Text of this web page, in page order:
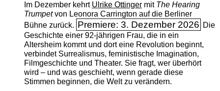
Im Dezember kehrt Ulrike Ottingermit The ­Hearing
Trumpetvon Leonora Carrington auf die Berliner
Bühne zurück. Premiere: 3. Dezember 2026 Die
Geschichte einer 92-jährigen Frau, die in ein
Altersheim kommt und dort eine Revolution beginnt,
verbindet Surrealismus, feministische Imagination,
Filmgeschichte und Theater. Sie fragt, wer überhört
wird – und was geschieht, wenn gerade diese
Stimmen beginnen, die Welt zu verändern.